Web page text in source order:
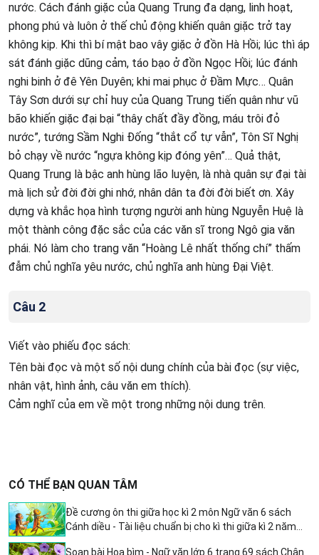
nước. Cách đánh giặc của Quang Trung đa dạng, linh hoạt,
phong phú và luôn ở thế chủ động khiến quân giặc trở tay
không kịp. Khi thì bí mật bao vây giặc ở đồn Hà Hồi; lúc thì áp
sát đánh giặc dũng cảm, táo bạo ở đồn Ngọc Hồi; lúc đánh
nghi binh ở đê Yên Duyên; khi mai phục ở Đầm Mực… Quân
Tây Sơn dưới sự chỉ huy của Quang Trung tiến quân như vũ
bão khiến giặc đại bại “thây chất đầy đồng, máu trôi đỏ
nước”, tướng Sầm Nghi Đống “thắt cổ tự vẫn”, Tôn Sĩ Nghị
bỏ chạy về nước “ngựa không kịp đóng yên”… Quả thật,
Quang Trung là bậc anh hùng lão luyện, là nhà quân sự đại tài
mà lịch sử đời đời ghi nhớ, nhân dân ta đời đời biết ơn. Xây
dựng và khắc họa hình tượng người anh hùng Nguyễn Huệ là
một thành công đặc sắc của các văn sĩ trong Ngô gia văn
phái. Nó làm cho trang văn “Hoàng Lê nhất thống chí” thấm
đẫm chủ nghĩa yêu nước, chủ nghĩa anh hùng Đại Việt.
Câu 2
Viết vào phiếu đọc sách:
Tên bài đọc và một số nội dung chính của bài đọc (sự việc,
nhân vật, hình ảnh, câu văn em thích).
Cảm nghĩ của em về một trong những nội dung trên.
CÓ THỂ BẠN QUAN TÂM
Đề cương ôn thi giữa học kì 2 môn Ngữ văn 6 sách
Cánh diều - Tài liệu chuẩn bị cho kì thi giữa kì 2 năm
Soạn bài Hoa bìm - Ngữ văn lớp 6 trang 69 sách Chân